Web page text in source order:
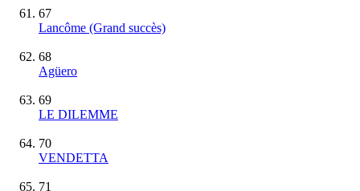
67
Lancôme (Grand succès)
68
Agüero
69
LE DILEMME
70
VENDETTA
71